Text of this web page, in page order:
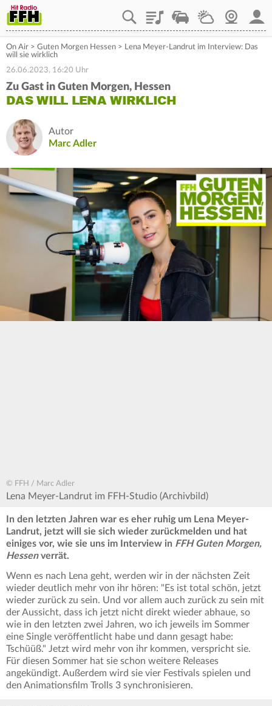
PlaylistStaupilotWetterWebcam
On Air > Guten Morgen Hessen > Lena Meyer-Landrut im Interview: Das
will sie wirklich
26.06.2023, 16:20 Uhr
Zu Gast in Guten Morgen, Hessen
DAS WILL LENA WIRKLICH
Autor
Marc Adler
© FFH / Marc Adler
Lena Meyer-Landrut im FFH-Studio (Archivbild)
In den letzten Jahren war es eher ruhig um Lena Meyer-
Landrut, jetzt will sie sich wieder zurückmelden und hat
einiges vor, wie sie uns im Interview in FFH Guten Morgen,
Hessenverrät.
Wenn es nach Lena geht, werden wir in der nächsten Zeit
wieder deutlich mehr von ihr hören: "Es ist total schön, jetzt
wieder zurück zu sein. Und vor allem auch zurück zu sein mit
der Aussicht, dass ich jetzt nicht direkt wieder abhaue, so
wie in den letzten zwei Jahren, wo ich jeweils im Sommer
eine Single veröffentlicht habe und dann gesagt habe:
Tschüüß." Jetzt wird mehr von ihr kommen, verspricht sie.
Für diesen Sommer hat sie schon weitere Releases
angekündigt. Außerdem wird sie vier Festivals spielen und
den Animationsfilm Trolls 3 synchronisieren.